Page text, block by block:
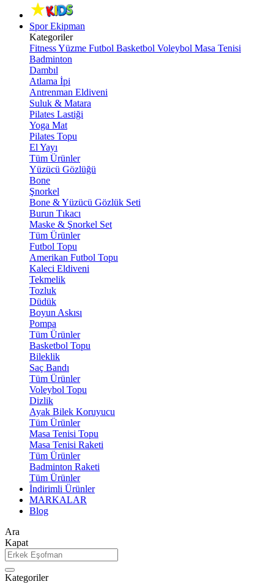
Spor Ekipman
Kategoriler
FitnessYüzme Futbol Basketbol Voleybol Masa Tenisi
Badminton
Dambıl
Atlama İpi
Antrenman Eldiveni
Suluk & Matara
Pilates Lastiği
Yoga Mat
Pilates Topu
El Yayı
Tüm Ürünler
Yüzücü Gözlüğü
Bone
Şnorkel
Bone & Yüzücü Gözlük Seti
Burun Tıkacı
Maske & Şnorkel Set
Tüm Ürünler
Futbol Topu
Amerikan Futbol Topu
Kaleci Eldiveni
Tekmelik
Tozluk
Düdük
Boyun Askısı
Pompa
Tüm Ürünler
Basketbol Topu
Bileklik
Saç Bandı
Tüm Ürünler
Voleybol Topu
Dizlik
Ayak Bilek Koruyucu
Tüm Ürünler
Masa Tenisi Topu
Masa Tenisi Raketi
Tüm Ürünler
Badminton Raketi
Tüm Ürünler
İndirimli Ürünler
MARKALAR
Blog
Ara
Kapat
Kategoriler